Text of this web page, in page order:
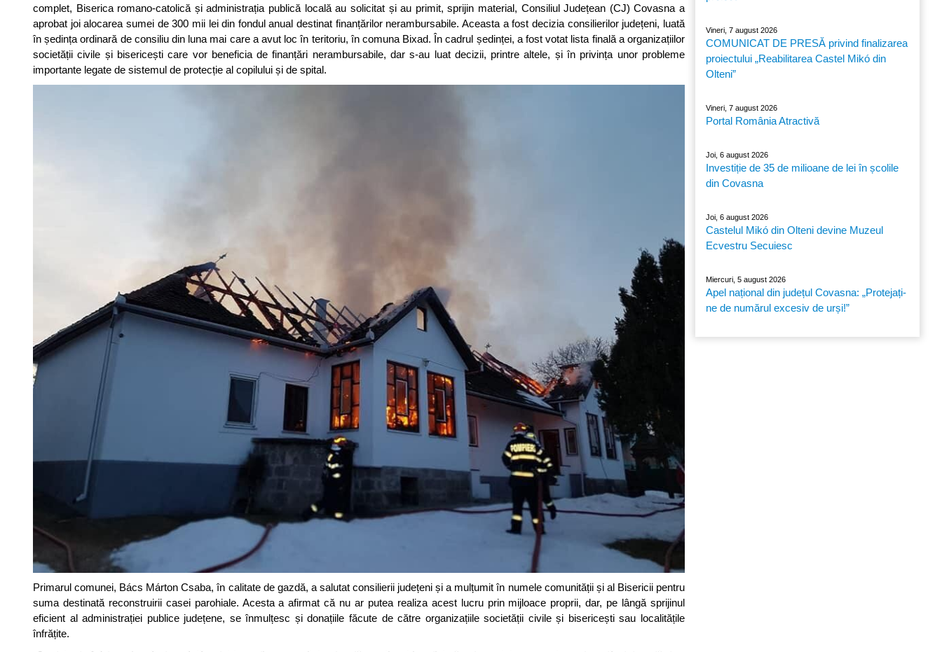
complet, Biserica romano-catolică și administrația publică locală au solicitat și au primit, sprijin material, Consiliul Județean (CJ) Covasna a
aprobat joi alocarea sumei de 300 mii lei din fondul anual destinat finanțărilor nerambursabile. Aceasta a fost decizia consilierilor județeni, luată
în ședința ordinară de consiliu din luna mai care a avut loc în teritoriu, în comuna Bixad. În cadrul ședinței, a fost votat lista finală a organizațiilor
societății civile și bisericești care vor beneficia de finanțări nerambursabile, dar s-au luat decizii, printre altele, și în privința unor probleme
importante legate de sistemul de protecție al copilului și de spital.
Primarul comunei, Bács Márton Csaba, în calitate de gazdă, a salutat consilierii județeni și a mulțumit în numele comunității și al Bisericii pentru
suma destinată reconstruirii casei parohiale. Acesta a afirmat că nu ar putea realiza acest lucru prin mijloace proprii, dar, pe lângă sprijinul
eficient al administrației publice județene, se înmulțesc și donațiile făcute de către organizațiile societății civile și bisericești sau localitățile
înfrățite.
Vineri, 7 august 2026
COMUNICAT DE PRESĂ privind finalizarea
proiectului „Reabilitarea Castel Mikó din
Olteni”
Vineri, 7 august 2026
Portal România Atractivă
Joi, 6 august 2026
Investiție de 35 de milioane de lei în școlile
din Covasna
Joi, 6 august 2026
Castelul Mikó din Olteni devine Muzeul
Ecvestru Secuiesc
Miercuri, 5 august 2026
Apel național din județul Covasna: „Protejați-
ne de numărul excesiv de urși!”